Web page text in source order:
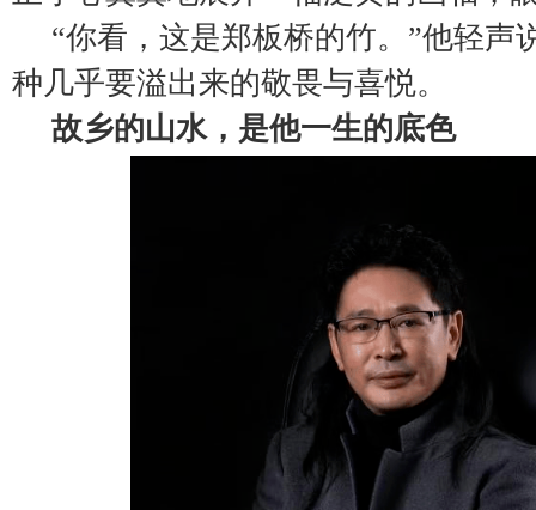
“你看，这是郑板桥的竹。”他轻声
种几乎要溢出来的敬畏与喜悦。
故乡的山水，是他一生的底色